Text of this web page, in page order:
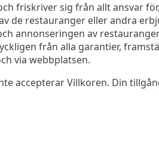
friskriver sig från allt ansvar
de restauranger eller andra
annonseringen av
från alla garantier,
via webbplatsen.
accepterar Villkoren. Din